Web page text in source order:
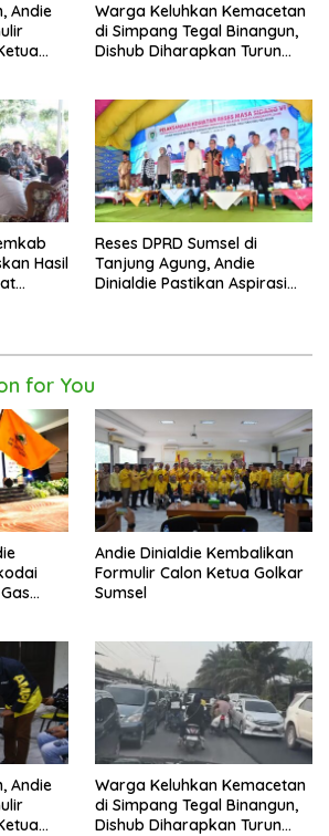
Andie
Warga Keluhkan Kemacetan
di Simpang Tegal Binangun,
Dishub Diharapkan Turun
Hasil
Reses DPRD Sumsel di
Tanjung Agung, Andie
Dinialdie Pastikan Aspirasi
for You
Andie Dinialdie Kembalikan
Formulir Calon Ketua Golkar
Sumsel
Andie
Warga Keluhkan Kemacetan
di Simpang Tegal Binangun,
Dishub Diharapkan Turun